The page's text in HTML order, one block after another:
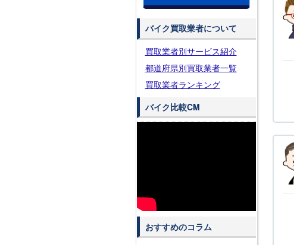
バイク買取業者について
買取業者別サービス紹介
都道府県別買取業者一覧
買取業者ランキング
バイク比較CM
おすすめのコラム